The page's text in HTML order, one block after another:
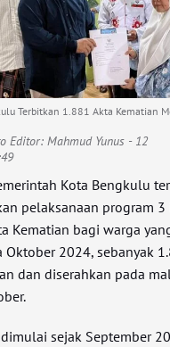
Terbitkan 1.881 Akta Kematian
Editor: Mahmud Yunus - 12
Kota Bengkulu
pelaksanaan program
Kematian bagi warga
Oktober 2024, sebanyak
dan diserahkan pada
sejak September